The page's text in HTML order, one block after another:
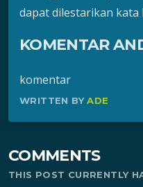
dapat dilestarikan kata
KOMENTAR
komentar
WRITTEN BYADE
COMMENTS
THIS POST CURRENTLY